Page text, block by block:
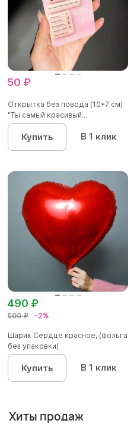
50 ₽
Открытка без повода (10*7 см)
"Ты самый красивый...
Купить В 1 клик
500 ₽ -2%
490 ₽
Шарик Сердце красное, (фольга
без упаковки)
Купить В 1 клик
Хиты продаж